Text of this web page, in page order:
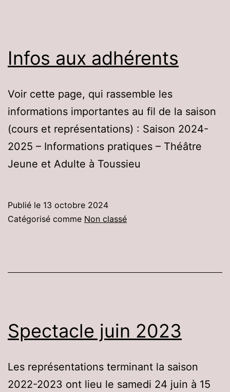
Infos aux adhérents
Voir cette page, qui rassemble les
informations importantes au fil de la saison
(cours et représentations) : Saison 2024-
2025 – Informations pratiques – Théâtre
Jeune et Adulte à Toussieu
Publié le 13 octobre 2024
Catégorisé comme Non classé
Spectacle juin 2023
Les représentations terminant la saison
2022-2023 ont lieu le samedi 24 juin à 15